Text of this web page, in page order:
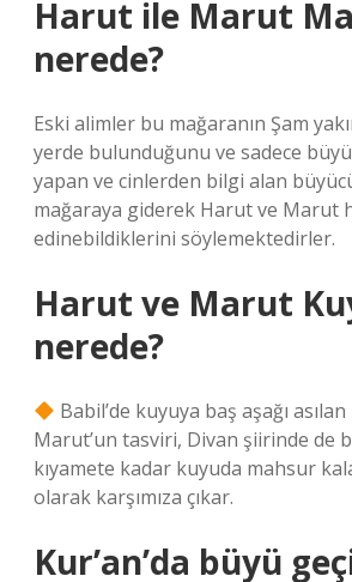
Harut ile Marut
nerede?
Eski alimler bu mağaranın Şam
yerde bulunduğunu ve sadece
yapan ve cinlerden bilgi alan
mağaraya giderek Harut ve Marut
edinebildiklerini söylemektedirler.
Harut ve Marut
nerede?
Babil’de kuyuya baş aşağı
Marut’un tasviri, Divan şiirinde de
kıyamete kadar kuyuda mahsur
olarak karşımıza çıkar.
Kur’an’da büyü